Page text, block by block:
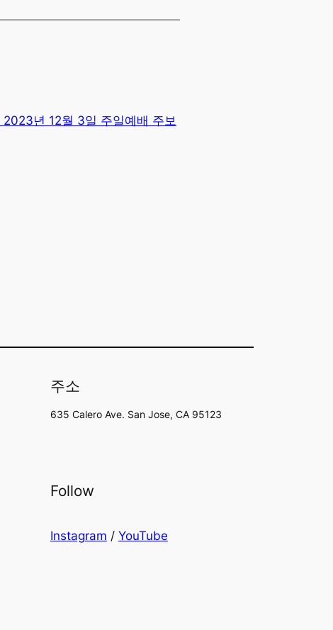
2023년 12월 3일 주일예배 주보
주소
635 Calero Ave. San Jose, CA 95123
Follow
Instagram / YouTube